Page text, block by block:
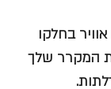
בחלקו
המקרר שלך